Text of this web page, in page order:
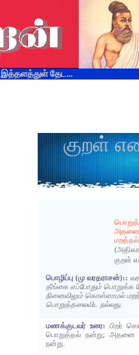
இத்தளத்துள் தேட...
குறள்
குறள்
பொழிப்பு (மு வரதராசன்)::
தீங்கை எப்போதும் பொறுக்க
நினைவிலும் கொள்ளாமல்
பொறுத்தலைவிட நல்லது.
மணக்குடவர் உரை:பிறர்
பொறுத்தல் நன்று; அதனை
நன்று.